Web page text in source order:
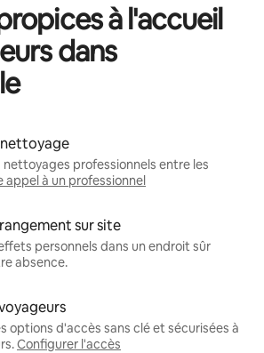
à l'accueil
dans
nettoyages professionnels entre les
appel à un professionnel
sur site
personnels dans un endroit sûr
absence.
options d'accès sans clé et sécurisées à
Configurer l'accès